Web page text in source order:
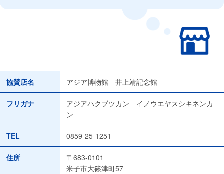
協賛店名 アジア博物館 井上靖記念館
フリガナ
アジアハクブツカン イノウエヤスシキネンカ
ン
TEL 0859-25-1251
住所
〒683-0101
米子市大篠津町57